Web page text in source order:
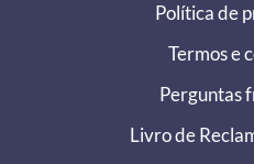
Política de
Termos e
Perguntas
Livro de